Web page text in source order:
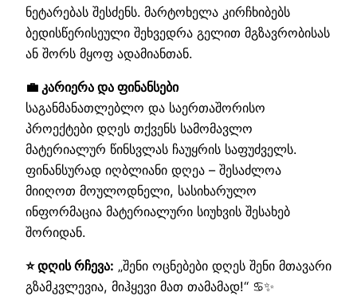
ნეტარებას შესძენს. მარტოხელა კირჩხიბებს
ბედისწერისეული შეხვედრა გელით მგზავრობისას
ან შორს მყოფ ადამიანთან.
💼 კარიერა და ფინანსები
საგანმანათლებლო და საერთაშორისო
პროექტები დღეს თქვენს სამომავლო
მატერიალურ წინსვლას ჩაუყრის საფუძველს.
ფინანსურად იღბლიანი დღეა – შესაძლოა
მიიღოთ მოულოდნელი, სასიხარულო
ინფორმაცია მატერიალური სიუხვის შესახებ
შორიდან.
⭐ დღის რჩევა: „შენი ოცნებები დღეს შენი მთავარი
გზამკვლევია, მიჰყევი მათ თამამად!“ ♋✨